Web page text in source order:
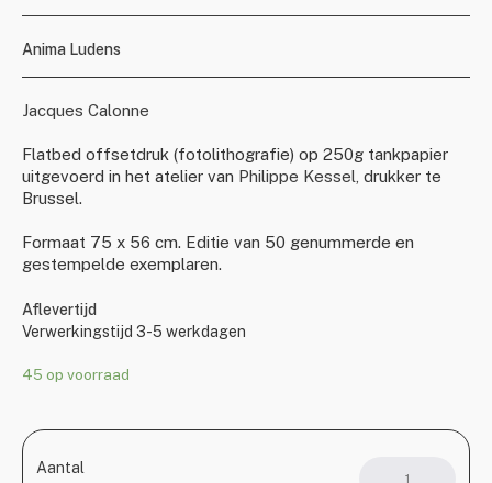
Anima Ludens
Jacques Calonne
Flatbed offsetdruk (fotolithografie) op 250g tankpapier
uitgevoerd in het atelier van Philippe Kessel, drukker te
Brussel.
Formaat 75 x 56 cm. Editie van 50 genummerde en
gestempelde exemplaren.
Aflevertijd
Verwerkingstijd 3-5 werkdagen
45 op voorraad
Aantal